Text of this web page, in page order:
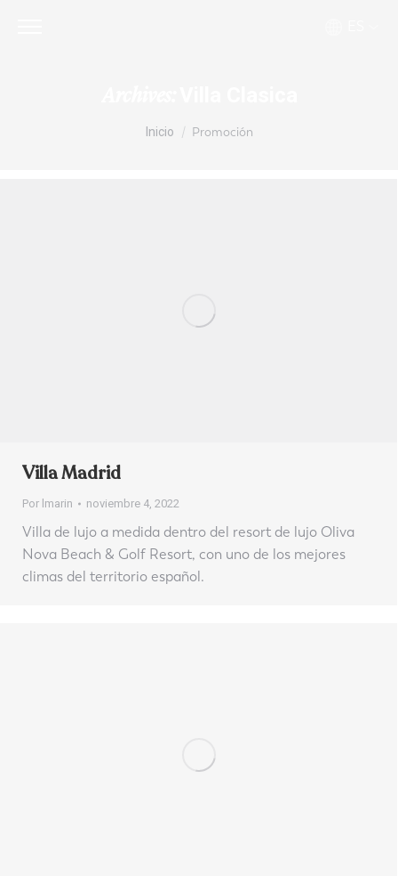
Estás aquí:
Inicio Promoción
Villa Madrid
Por lmarin noviembre 4, 2022
Villa de lujo a medida dentro del resort de lujo Oliva
Nova Beach & Golf Resort, con uno de los mejores
climas del territorio español.